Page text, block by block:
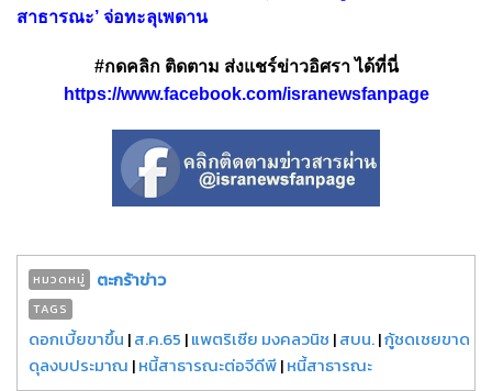
สาธารณะ’ จ่อทะลุเพดาน
#กดคลิก ติดตาม ส่งแชร์ข่าวอิศรา ได้ที่นี่
https://www.facebook.com/isranewsfanpage
หมวดหมู่ ตะกร้าข่าว
TAGS
ดอกเบี้ยขาขึ้น |ส.ค.65 |แพตริเซีย มงคลวนิช |สบน.|กู้ชดเชยขาด
ดุลงบประมาณ |หนี้สาธารณะต่อจีดีพี|หนี้สาธารณะ